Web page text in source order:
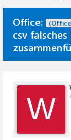
Office:
csv
W